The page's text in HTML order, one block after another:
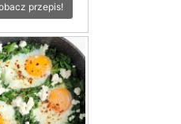
przepis!